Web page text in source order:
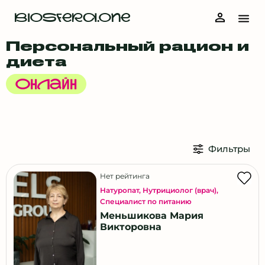
BIOSFERA.ONE
Персональный рацион и
диета
Онлайн
Фильтры
Нет рейтинга
Натуропат, Нутрициолог (врач),
Специалист по питанию
Меньшикова Мария
Викторовна